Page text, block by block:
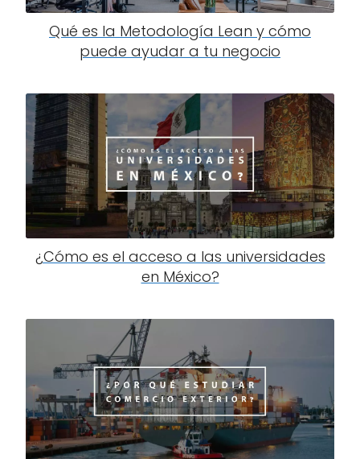
Qué es la Metodología Lean y cómo
puede ayudar a tu negocio
¿Cómo es el acceso a las universidades
en México?